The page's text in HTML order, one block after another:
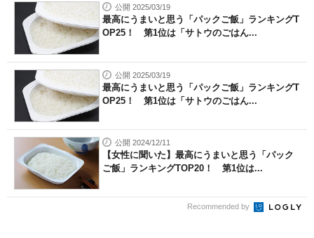
公開 2025/03/19
最高にうまいと思う「パックご飯」ランキングT
OP25！ 第1位は「サトウのごはん...
公開 2025/03/19
最高にうまいと思う「パックご飯」ランキングT
OP25！ 第1位は「サトウのごはん...
公開 2024/12/11
【女性に聞いた】最高にうまいと思う「パック
ご飯」ランキングTOP20！ 第1位は...
Recommended by